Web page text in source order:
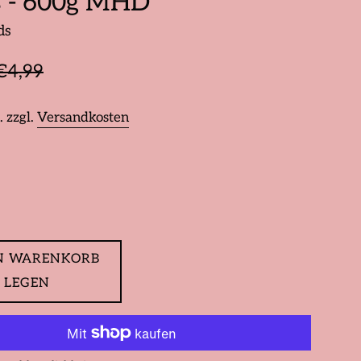
zzgl. Versandkosten
WARENKORB
LEGEN